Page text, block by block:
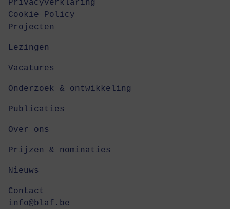
Privacyverklaring
Cookie Policy
Projecten
Lezingen
Vacatures
Onderzoek & ontwikkeling
Publicaties
Over ons
Prijzen & nominaties
Nieuws
Contact
info@blaf.be